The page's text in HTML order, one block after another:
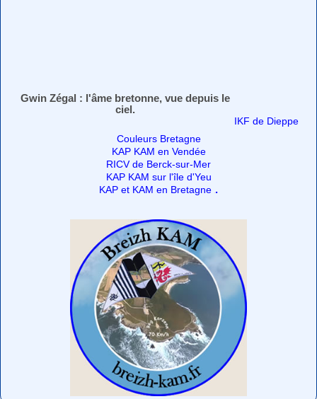
Gwin Zégal : l'âme bretonne, vue depuis le
ciel.
IKF de Dieppe
Couleurs Bretagne
KAP KAM en Vendée
RICV de Berck-sur-Mer
KAP KAM sur l'île d'Yeu
KAP et KAM en Bretagne .